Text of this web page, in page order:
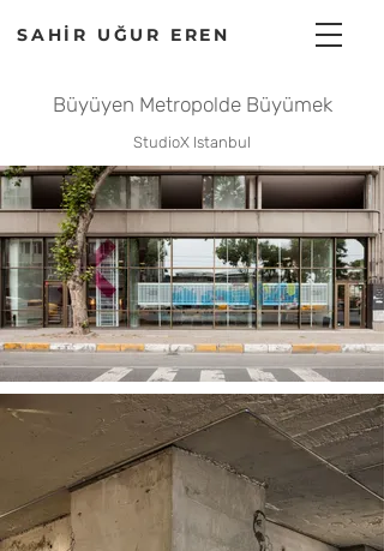
SAHİR UĞUR EREN
Büyüyen Metropolde Büyümek
StudioX Istanbul